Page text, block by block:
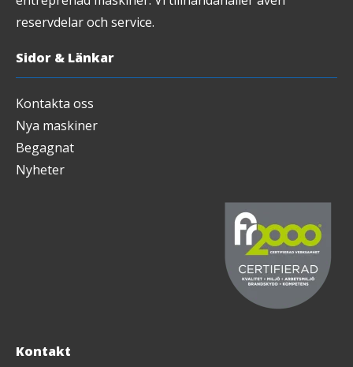
reservdelar och service.
Sidor & Länkar
Kontakta oss
Nya maskiner
Begagnat
Nyheter
Kontakt